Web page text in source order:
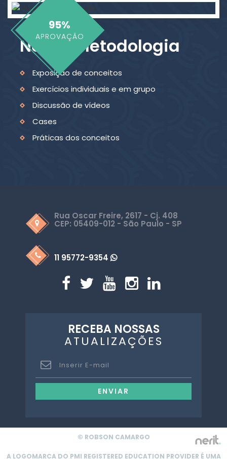
95%
APROVAÇÃO
Nossa Metodologia
Exposição de conceitos
Exercícios individuais e em grupo
Discussão de vídeos
Cases
Práticas dos conceitos
Rua Oscar Freire, 2617 - Cj. 408
CEP: 05409-012 - São Paulo - SP
11 95772-9354
RECEBA NOSSAS
ATUALIZAÇÕES
ENVIAR
© ROBSON CAMARGO
A LOGOMARCA DO PMI REGISTERED EDUCATION PROVIDER É UMA